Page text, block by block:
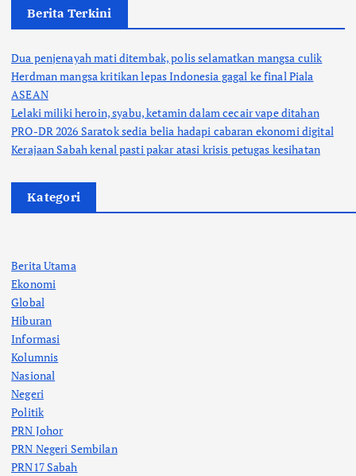
Berita Terkini
Dua penjenayah mati ditembak, polis selamatkan mangsa culik
Herdman mangsa kritikan lepas Indonesia gagal ke final Piala
ASEAN
Lelaki miliki heroin, syabu, ketamin dalam cecair vape ditahan
PRO-DR 2026 Saratok sedia belia hadapi cabaran ekonomi digital
Kerajaan Sabah kenal pasti pakar atasi krisis petugas kesihatan
Kategori
Berita Utama
Ekonomi
Global
Hiburan
Informasi
Kolumnis
Nasional
Negeri
Politik
PRN Johor
PRN Negeri Sembilan
PRN17 Sabah